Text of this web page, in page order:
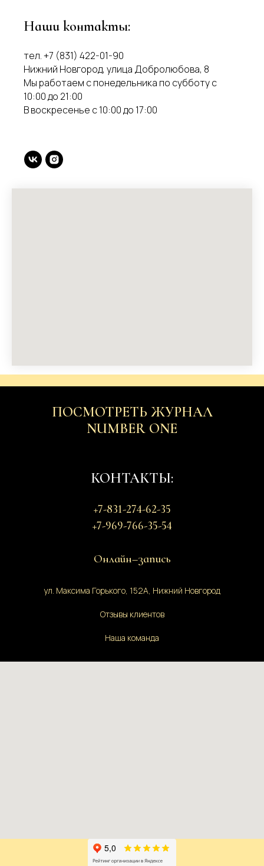
Наши контакты:
тел. +7 (831) 422-01-90
Нижний Новгород, улица Добролюбова, 8
Мы работаем с понедельника по субботу с
10:00 до 21:00
В воскресенье с 10:00 до 17:00
ПОСМОТРЕТЬ ЖУРНАЛ
NUMBER ONE
КОНТАКТЫ:
+7-831-274-62-35
+7-969-766-35-54
Онлайн–запись
ул. Максима Горького, 152А, Нижний Новгород
Отзывы клиентов
Наша команда